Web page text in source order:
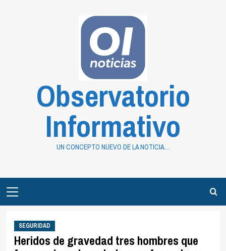
Observatorio
Informativo
UN CONCEPTO NUEVO DE LA NOTICIA…
Menu
SEGURIDAD
Heridos de gravedad tres hombres que